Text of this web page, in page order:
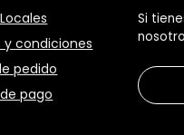
y condiciones
pedido
pago
Si